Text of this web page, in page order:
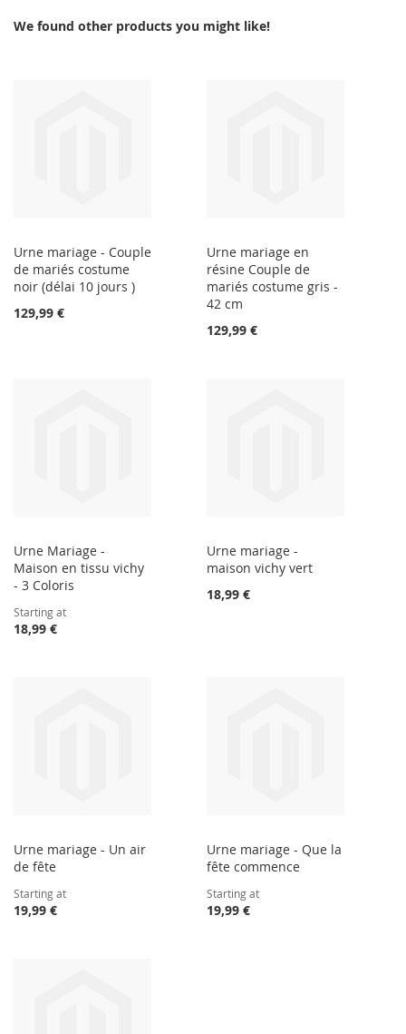
We found other products you might like!
Urne mariage - Couple
de mariés costume
noir (délai 10 jours )
129,99 €
Urne mariage en
résine Couple de
mariés costume gris -
42 cm
129,99 €
Urne Mariage -
Maison en tissu vichy
- 3 Coloris
Starting at
18,99 €
Urne mariage -
maison vichy vert
18,99 €
Urne mariage - Un air
de fête
Starting at
19,99 €
Urne mariage - Que la
fête commence
Starting at
19,99 €